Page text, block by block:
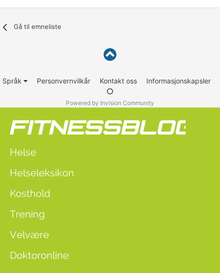
Gå til emneliste
Språk Personvernvilkår Kontakt oss Informasjonskapsler
Powered by Invision Community
Helse
Helseleksikon
Kosthold
Trening
Velvære
Doktoronline